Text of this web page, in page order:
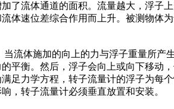
了流体通道的面积。流量越大，浮子
体速位差综合作用而上升。被测物体
流体施加的向上的力与浮子重量所产
平衡。然后，浮子会向上或向下移动
足力学方程，转子流量计的浮子为每
，转子流量计必须垂直放置和安装。